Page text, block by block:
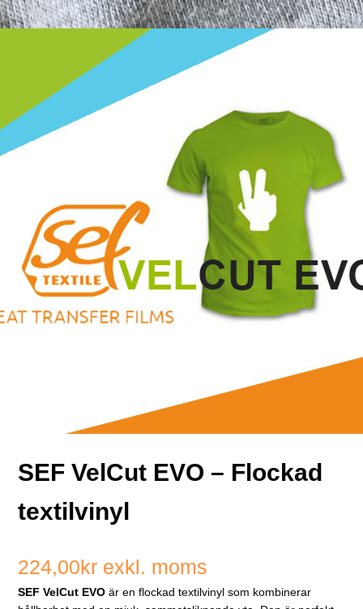
SEF VelCut EVO – Flockad
textilvinyl
224,00kr exkl. moms
SEF VelCut EVO är en flockad textilvinyl som kombinerar